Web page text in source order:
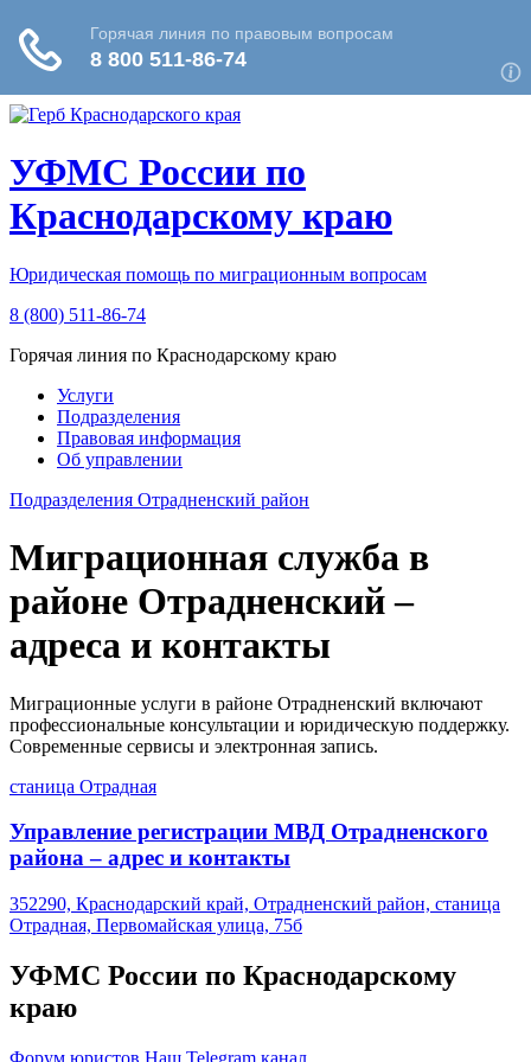
УФМС России по
Краснодарскому краю
Юридическая помощь по миграционным вопросам
8 (800) 511-86-74
Горячая линия по Краснодарскому краю
Услуги
Подразделения
Правовая информация
Об управлении
Подразделения Отрадненский район
Миграционная служба в
районе Отрадненский –
адреса и контакты
Миграционные услуги в районе Отрадненский включают
профессиональные консультации и юридическую поддержку.
Современные сервисы и электронная запись.
станица Отрадная
Управление регистрации МВД Отрадненского
района – адрес и контакты
352290, Краснодарский край, Отрадненский район, станица
Отрадная, Первомайская улица, 75б
УФМС России по Краснодарскому
краю
Форум юристов Наш Telegram канал